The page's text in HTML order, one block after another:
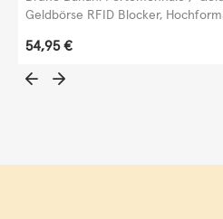
Geldbörse RFID Blocker,
Regulärer Preis:
54,95 €